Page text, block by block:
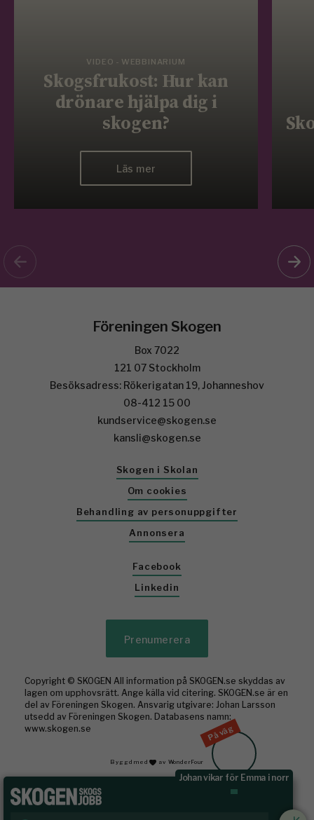
VIDEO - WEBBINARIUM
Skogsfrukost: Hur kan
drönare hjälpa dig i
skogen?
Läs mer
På väg
Johan vikar för Emma i norr
Föreningen Skogen
Box 7022
121 07 Stockholm
Besöksadress: Rökerigatan 19, Johanneshov
08-412 15 00
kundservice@skogen.se
kansli@skogen.se
Skogen i Skolan
Om cookies
Behandling av personuppgifter
Annonsera
Facebook
Linkedin
Prenumerera
Copyright © SKOGEN All information på SKOGEN.se skyddas av
lagen om upphovsrätt. Ange källa vid citering. SKOGEN.se är en
del av Föreningen Skogen. Ansvarig utgivare: Johan Larsson
utsedd av Föreningen Skogen. Databasens namn:
www.skogen.se
Byggd med av WonderFour